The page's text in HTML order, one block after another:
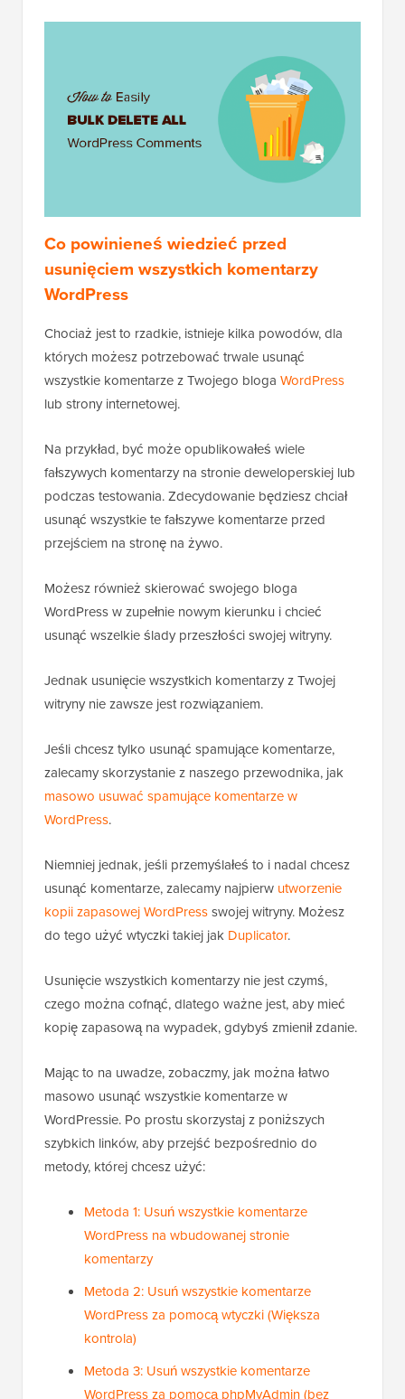
Co powinieneś wiedzieć przed
usunięciem wszystkich komentarzy
WordPress
Chociaż jest to rzadkie, istnieje kilka powodów, dla
których możesz potrzebować trwale usunąć
wszystkie komentarze z Twojego bloga WordPress
lub strony internetowej.
Na przykład, być może opublikowałeś wiele
fałszywych komentarzy na stronie deweloperskiej lub
podczas testowania. Zdecydowanie będziesz chciał
usunąć wszystkie te fałszywe komentarze przed
przejściem na stronę na żywo.
Możesz również skierować swojego bloga
WordPress w zupełnie nowym kierunku i chcieć
usunąć wszelkie ślady przeszłości swojej witryny.
Jednak usunięcie wszystkich komentarzy z Twojej
witryny nie zawsze jest rozwiązaniem.
Jeśli chcesz tylko usunąć spamujące komentarze,
zalecamy skorzystanie z naszego przewodnika, jak
masowo usuwać spamujące komentarze w
WordPress.
Niemniej jednak, jeśli przemyślałeś to i nadal chcesz
usunąć komentarze, zalecamy najpierw utworzenie
kopii zapasowej WordPressswojej witryny. Możesz
do tego użyć wtyczki takiej jak Duplicator.
Usunięcie wszystkich komentarzy nie jest czymś,
czego można cofnąć, dlatego ważne jest, aby mieć
kopię zapasową na wypadek, gdybyś zmienił zdanie.
Mając to na uwadze, zobaczmy, jak można łatwo
masowo usunąć wszystkie komentarze w
WordPressie. Po prostu skorzystaj z poniższych
szybkich linków, aby przejść bezpośrednio do
metody, której chcesz użyć:
Metoda 1: Usuń wszystkie komentarze
WordPress na wbudowanej stronie
komentarzy
Metoda 2: Usuń wszystkie komentarze
WordPress za pomocą wtyczki (Większa
kontrola)
Metoda 3: Usuń wszystkie komentarze
WordPress za pomocą phpMyAdmin (bez